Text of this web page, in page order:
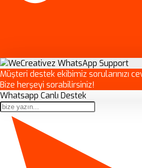
Müşteri destek ekibimiz sorularınızı
Bize herşeyi sorabilirsiniz!
Whatsapp Canlı Destek